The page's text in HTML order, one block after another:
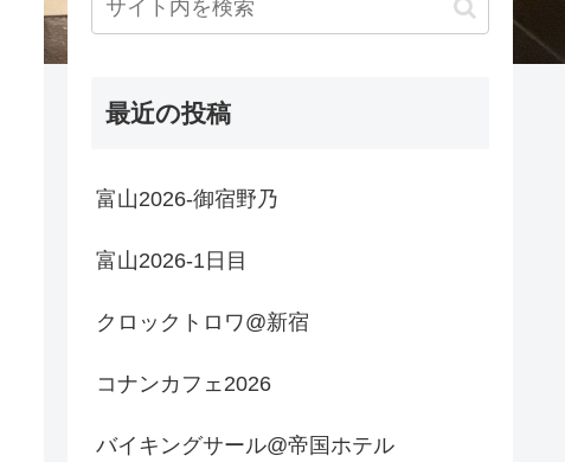
最近の投稿
富山2026-御宿野乃
富山2026-1日目
クロックトロワ@新宿
コナンカフェ2026
バイキングサール@帝国ホテル